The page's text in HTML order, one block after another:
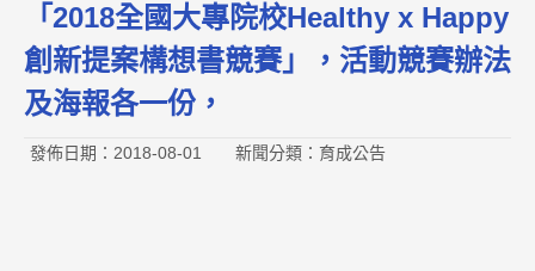
「2018全國大專院校Healthy x Happy
創新提案構想書競賽」，活動競賽辦法
及海報各一份，
發佈日期：2018-08-01 新聞分類：育成公告